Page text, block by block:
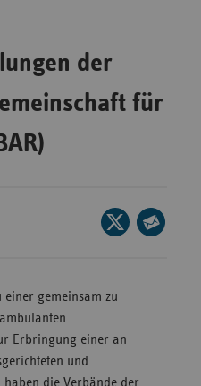
der
für
Seite
auf
gemeinsam zu
Erbringung einer an
und
die Verbände der